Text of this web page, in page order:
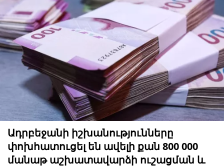
Ադրբեջանի իշխանությունները
փոխհատուցել են ավելի քան 800 000
մանաթ աշխատավարձի ուշացման և